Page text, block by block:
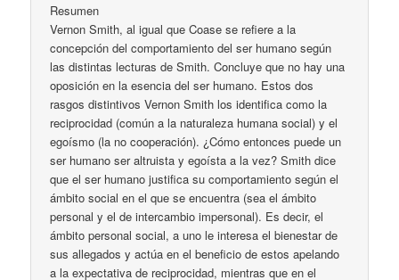
Resumen
Vernon Smith, al igual que Coase se refiere a la
concepción del comportamiento del ser humano según
las distintas lecturas de Smith. Concluye que no hay una
oposición en la esencia del ser humano. Estos dos
rasgos distintivos Vernon Smith los identifica como la
reciprocidad (común a la naturaleza humana social) y el
egoísmo (la no cooperación). ¿Cómo entonces puede un
ser humano ser altruista y egoísta a la vez? Smith dice
que el ser humano justifica su comportamiento según el
ámbito social en el que se encuentra (sea el ámbito
personal y el de intercambio impersonal). Es decir, el
ámbito personal social, a uno le interesa el bienestar de
sus allegados y actúa en el beneficio de estos apelando
a la expectativa de reciprocidad, mientras que en el